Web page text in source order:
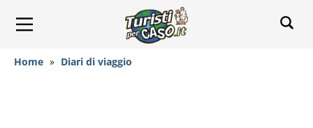
Home » Diari di viaggio